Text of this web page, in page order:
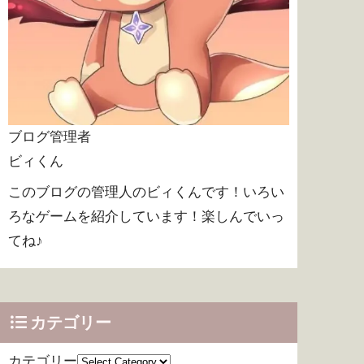
ブログ管理者
ビィくん
このブログの管理人のビィくんです！いろい
ろなゲームを紹介しています！楽しんでいっ
てね♪
カテゴリー